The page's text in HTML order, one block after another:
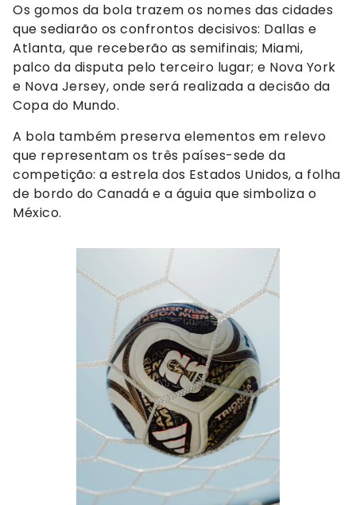
Os gomos da bola trazem os nomes das cidades
que sediarão os confrontos decisivos: Dallas e
Atlanta, que receberão as semifinais; Miami,
palco da disputa pelo terceiro lugar; e Nova York
e Nova Jersey, onde será realizada a decisão da
Copa do Mundo.
A bola também preserva elementos em relevo
que representam os três países-sede da
competição: a estrela dos Estados Unidos, a folha
de bordo do Canadá e a águia que simboliza o
México.